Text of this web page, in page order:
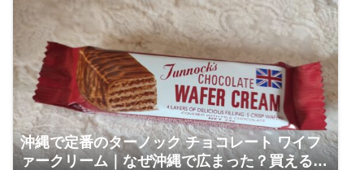
沖縄で定番のターノック チョコレート ワイフ
ァークリーム｜なぜ沖縄で広まった？買える場